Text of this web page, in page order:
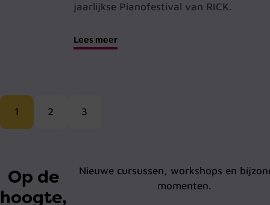
jaarlijkse Pianofestival van RICK.
Lees meer
1 2 3
Op de
hoogte,
Nieuwe cursussen, workshops en
momenten.